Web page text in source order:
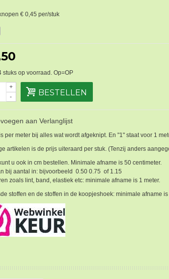
€ 0,45 per/stuk
stuks op voorraad. Op=OP
-
+
BESTELLEN
aan Verlanglijst
per meter bij alles wat wordt afgeknipt. En "1" staat voor 1
artikelen is de prijs uiteraard per stuk. (Tenzij anders
u ook in cm bestellen. Minimale afname is 50 centimeter.
bij aantal in: bijvoorbeeld 0.50 0.75 of 1.15
zoals lint, band, elastiek etc: minimale afname is 1 meter.
stoffen en de stoffen in de koopjeshoek: minimale afname is